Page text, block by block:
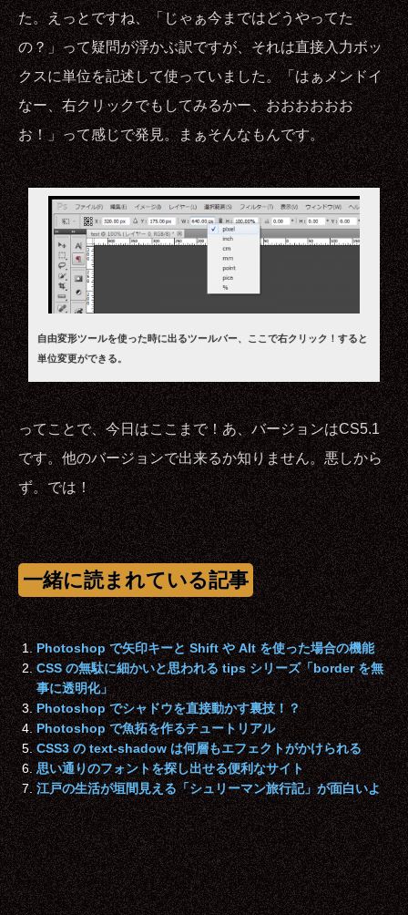
た。えっとですね、「じゃぁ今まではどうやってた
の？」って疑問が浮かぶ訳ですが、それは直接入力ボッ
クスに単位を記述して使っていました。「はぁメンドイ
なー、右クリックでもしてみるかー、おおおおおお
お！」って感じで発見。まぁそんなもんです。
自由変形ツールを使った時に出るツールバー、ここで右クリック！すると
単位変更ができる。
ってことで、今日はここまで！あ、バージョンはCS5.1
です。他のバージョンで出来るか知りません。悪しから
ず。では！
一緒に読まれている記事
Photoshop で矢印キーと Shift や Alt を使った場合の機能
CSS の無駄に細かいと思われる tips シリーズ「border を無
事に透明化」
Photoshop でシャドウを直接動かす裏技！？
Photoshop で魚拓を作るチュートリアル
CSS3 の text-shadow は何層もエフェクトがかけられる
思い通りのフォントを探し出せる便利なサイト
江戸の生活が垣間見える「シュリーマン旅行記」が面白いよ